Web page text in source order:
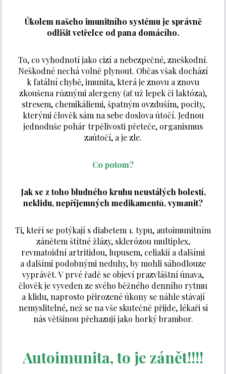
Úkolem našeho imunitního systému je správně
odlišit vetřelce od pana domácího.
To, co vyhodnotí jako cizí a nebezpečné, zneškodní.
Neškodné nechá volně plynout. Občas však dochází
k fatální chybě, imunita, která je znovu a znovu
zkoušena různými alergeny (ať už lepek či laktóza),
stresem, chemikáliemi, špatným ovzduším, pocity,
kterými člověk sám na sebe doslova útočí. Jednou
jednoduše pohár trpělivosti přeteče, organismus
zaútočí, a je zle.
Co potom?
Jak se z toho bludného kruhu neustálých bolestí,
neklidu, nepříjemných medikamentů, vymanit?
Ti, kteří se potýkají s diabetem 1. typu, autoimunitním
zánětem štítné žlázy, sklerózou multiplex,
revmatoidní artritidou, lupusem, celiakií a dalšími
a dalšími podobnými neduhy, by mohli sáhodlouze
vyprávět. V prvé řadě se objeví prazvláštní únava,
člověk je vyveden ze svého běžného denního rytmu
a klidu, naprosto přirozené úkony se náhle stávají
nemyslitelné, než se na vše skutečně přijde, lékaři si
nás většinou přehazují jako horký brambor.
Autoimunita, to je zánět!!!!